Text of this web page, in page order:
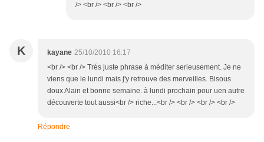
/> <br /> <br /> <br />
K kayane 25/10/2010 16:17
<br /> <br /> Trés juste phrase à méditer serieusement. Je ne
viens que le lundi mais j'y retrouve des merveilles. Bisous
doux Alain et bonne semaine. à lundi prochain pour uen autre
découverte tout aussi<br /> riche...<br /> <br /> <br /> <br />
Répondre